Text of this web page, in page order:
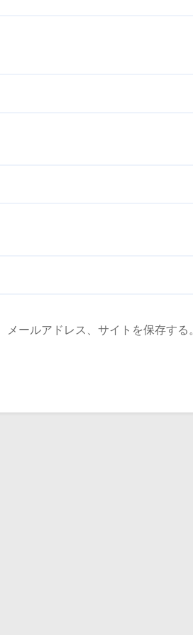
ールアドレス、サイトを保存する。